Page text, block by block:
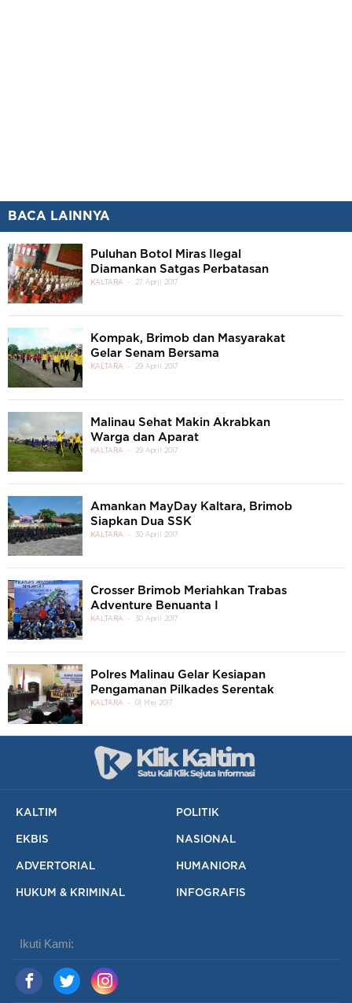
BACA LAINNYA
Puluhan Botol Miras Ilegal
Diamankan Satgas Perbatasan
KALTARA 27 April 2017
Kompak, Brimob dan Masyarakat
Gelar Senam Bersama
KALTARA 29 April 2017
Malinau Sehat Makin Akrabkan
Warga dan Aparat
KALTARA 29 April 2017
Amankan MayDay Kaltara, Brimob
Siapkan Dua SSK
KALTARA 30 April 2017
Crosser Brimob Meriahkan Trabas
Adventure Benuanta I
KALTARA 30 April 2017
Polres Malinau Gelar Kesiapan
Pengamanan Pilkades Serentak
KALTARA 01 Mei 2017
KALTIM POLITIK
EKBIS NASIONAL
ADVERTORIAL HUMANIORA
HUKUM & KRIMINAL INFOGRAFIS
Ikuti Kami: